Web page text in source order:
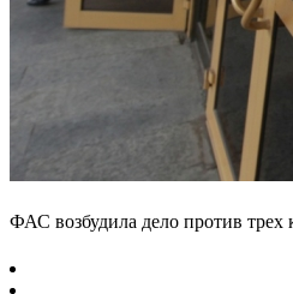
ФАС возбудила дело против